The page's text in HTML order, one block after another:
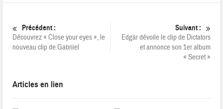
Précédent :
Découvrez « Close your eyes », le
nouveau clip de Gabriiel
Suivant :
Edgär dévoile le clip de Dictators
et annonce son 1er album
« Secret »
Articles en lien